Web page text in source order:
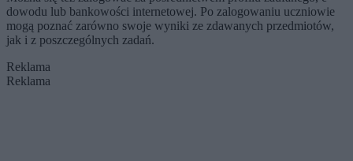
dowodu lub bankowości internetowej. Po zalogowaniu uczniowie
mogą poznać zarówno swoje wyniki ze zdawanych przedmiotów,
jak i z poszczególnych zadań.
Reklama
Reklama